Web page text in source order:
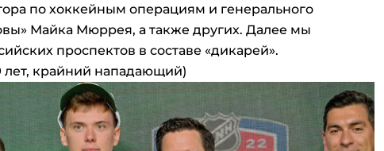
по хоккейным операциям и генерального
Майка Мюррея, а также других. Далее мы
проспектов в составе «дикарей».
лет, крайний нападающий)